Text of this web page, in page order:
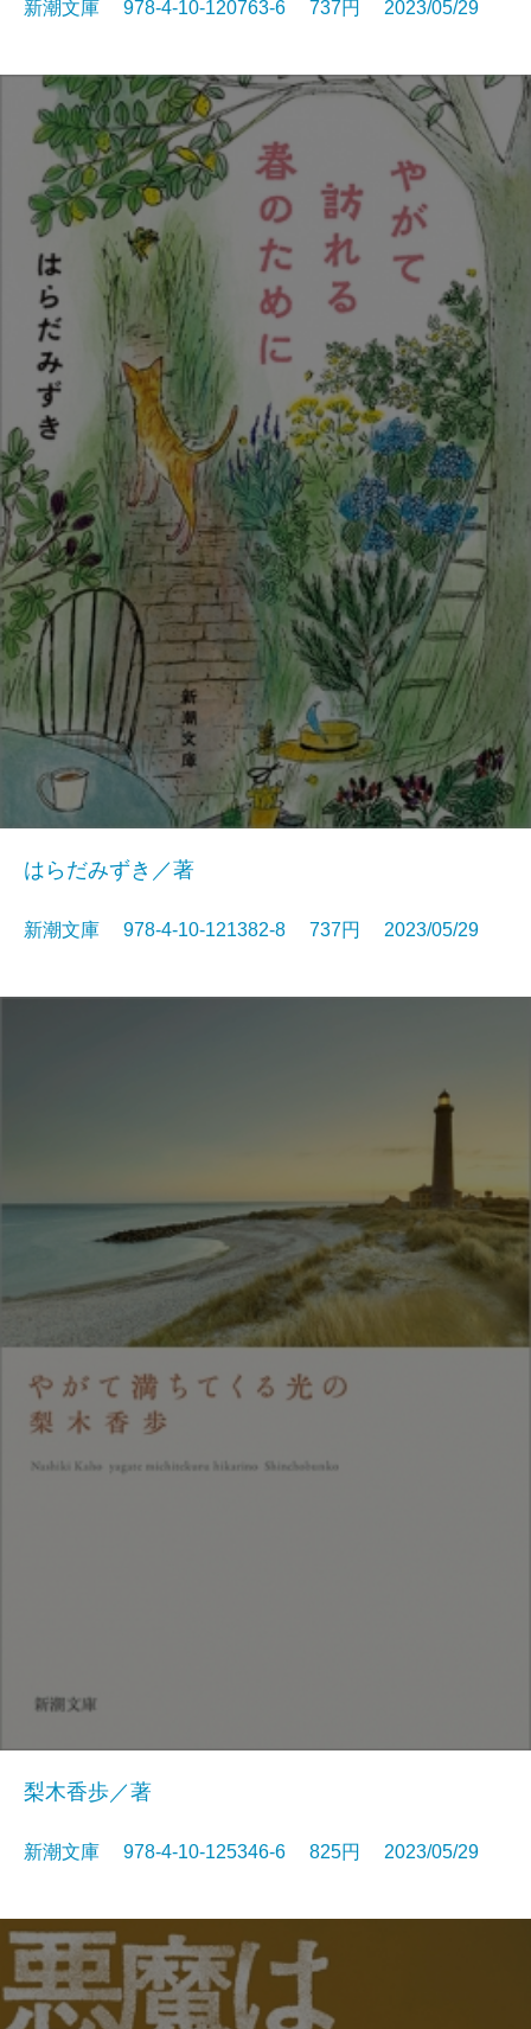
新潮文庫 978-4-10-120763-6 737円 2023/05/29
はらだみずき／著
新潮文庫 978-4-10-121382-8 737円 2023/05/29
梨木香歩／著
新潮文庫 978-4-10-125346-6 825円 2023/05/29